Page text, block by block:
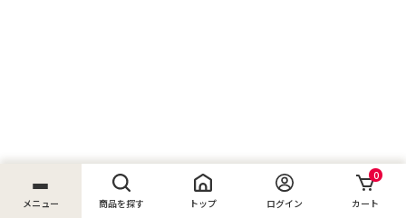
メニュー 商品を探す トップ ログイン
0
カート